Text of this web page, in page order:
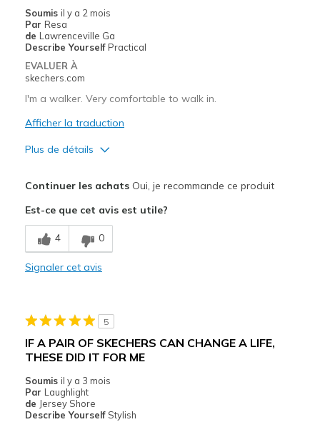
Sizing
View On Shoes
Soumis il y a 2 mois
Par Resa
de Lawrenceville Ga
Describe Yourself Practical
EVALUER À
skechers.com
I'm a walker. Very comfortable to walk in.
Afficher la traduction
Plus de détails
Comfortable
Les meilleures utilisations
Casual Wear
Sizing
Feels true to size
View On Shoes
Shoes are for Wearing
Continuer les achatsOui, je recommande ce produit
Est-ce que cet avis est utile?
4 0
Signaler cet avis
5
IF A PAIR OF SKECHERS CAN CHANGE A LIFE,
THESE DID IT FOR ME
Soumis il y a 3 mois
Par Laughlight
de Jersey Shore
Describe Yourself Stylish